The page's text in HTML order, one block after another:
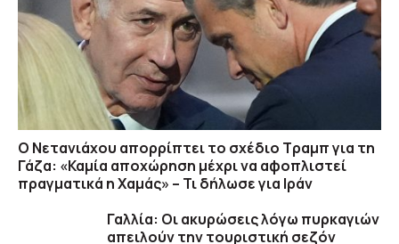
Ο Νετανιάχου απορρίπτει το σχέδιο Τραμπ για τη
Γάζα: «Καμία αποχώρηση μέχρι να αφοπλιστεί
πραγματικά η Χαμάς» – Τι δήλωσε για Ιράν
Γαλλία: Οι ακυρώσεις λόγω πυρκαγιών
απειλούν την τουριστική σεζόν